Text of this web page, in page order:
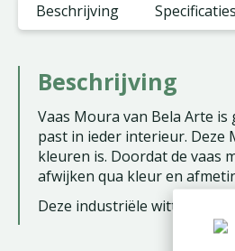
Beschrijving Specificaties
Beschrijving
Vaas Moura van Bela Arte
past in ieder interieur. Deze
kleuren is. Doordat de vaas
afwijken qua kleur en
Deze industriële witte Vaas